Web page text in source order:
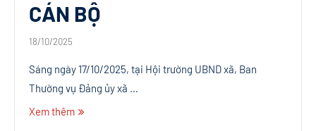
CÁN BỘ
18/10/2025
Sáng ngày 17/10/2025, tại Hội trường UBND xã, Ban
Thường vụ Đảng ủy xã …
Xem thêm